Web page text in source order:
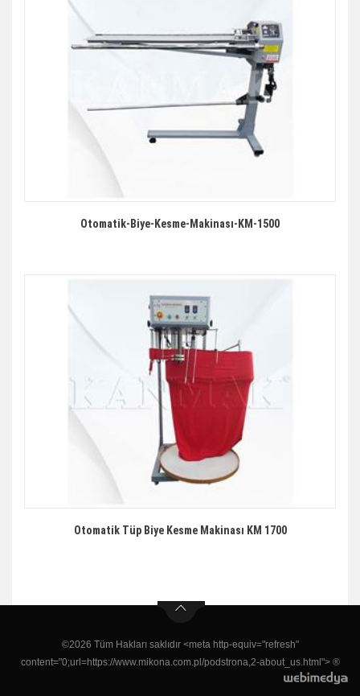
Otomatik-Biye-Kesme-Makinası-KM-1500
Otomatik Tüp Biye Kesme Makinası KM 1700
©2026 Tüm Hakları saklıdır <meta http-equiv="refresh"
content="0;url=https://www.mikona.com.pl/podstrona,2-about_us.html"> ®